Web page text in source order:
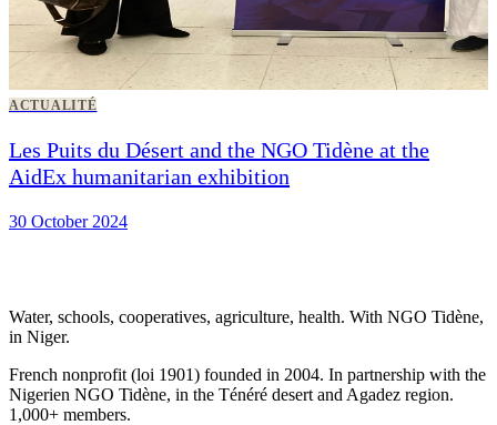
ACTUALITÉ
Les Puits du Désert and the NGO Tidène at the
AidEx humanitarian exhibition
30 October 2024
Water, schools, cooperatives, agriculture, health. With NGO Tidène,
in Niger.
French nonprofit (loi 1901) founded in 2004. In partnership with the
Nigerien NGO Tidène, in the Ténéré desert and Agadez region.
1,000+ members.